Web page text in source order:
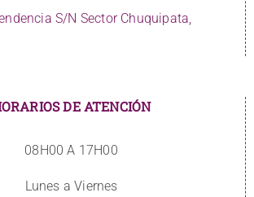
S/N Sector Chuquipata,
DE ATENCIÓN
08H00 A 17H00
Lunes a Viernes